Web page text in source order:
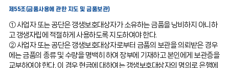
제55조(금품사용에 관한 지도 및 금품보관)
① 사업자 또는 공단은 갱생보호대상자가 소유하는 금품을 낭비하지 아니하
고 갱생자립에 적절하게 사용하도록 지도하여야 한다.
② 사업자 또는 공단은 갱생보호대상자로부터 금품의 보관을 의뢰받은 경우
에는 금품의 종류 및 수량을 명백히 하여 장부에 기재하고 본인에게 보관증을
교부하여야 한다. 이 경우 현금에 대하여는 갱생보호대상자의 명의로 은행에